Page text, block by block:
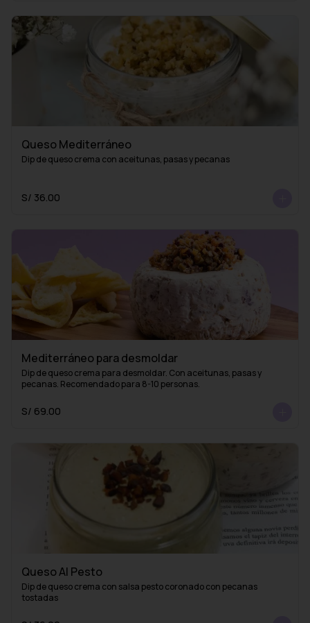
Queso Mediterráneo
Dip de queso crema con aceitunas, pasas y pecanas
S/ 36.00
Mediterráneo para desmoldar
Dip de queso crema para desmoldar. Con aceitunas, pasas y
pecanas. Recomendado para 8-10 personas.
S/ 69.00
Queso Al Pesto
Dip de queso crema con salsa pesto coronado con pecanas
tostadas